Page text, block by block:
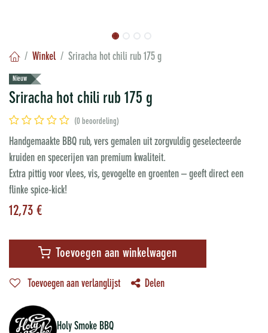
Winkel Sriracha hot chili rub 175 g
Nieuw
Sriracha hot chili rub 175 g
(0 beoordeling)
Handgemaakte BBQ rub, vers gemalen uit zorgvuldig geselecteerde
kruiden en specerijen van premium kwaliteit.
Extra pittig voor vlees, vis, gevogelte en groenten – geeft direct een
flinke spice-kick!
12,73 €
Toevoegen aan winkelwagen
Toevoegen aan verlanglijst Delen
Holy Smoke BBQ